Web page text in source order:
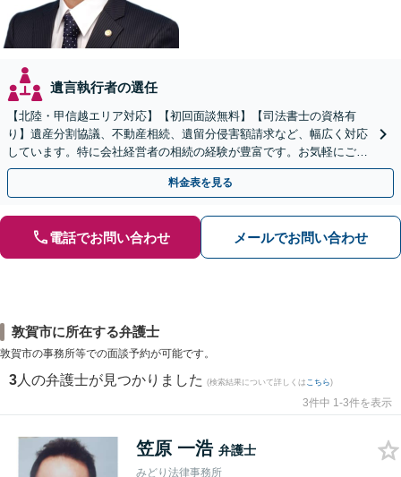
遺言執行者の選任
【北陸・甲信越エリア対応】【初回面談無料】【司法書士の資格有
り】遺産分割協議、不動産相続、遺留分侵害額請求など、幅広く対応
しています。特に会社経営者の相続の経験が豊富です。お気軽にご相
談ください。【休日・夜間面談可】【オンライン面談可】
料金表を見る
電話でお問い合わせ メールでお問い合わせ
敦賀市に所在する弁護士
敦賀市の事務所等での面談予約が可能です。
3 人の弁護士が見つかりました (検索結果について詳しくは こちら)
3件中 1-3件を表示
笠原 一浩 弁護士
みどり法律事務所